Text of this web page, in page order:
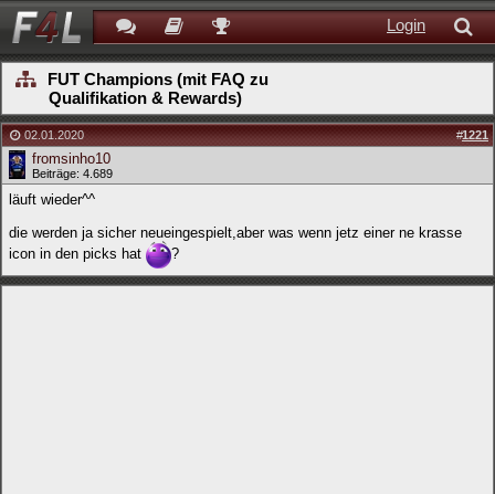
Login
FUT Champions (mit FAQ zu
Qualifikation & Rewards)
02.01.2020 #1221
fromsinho10
Beiträge: 4.689
läuft wieder^^
die werden ja sicher neueingespielt,aber was wenn jetz einer ne krasse
icon in den picks hat
?